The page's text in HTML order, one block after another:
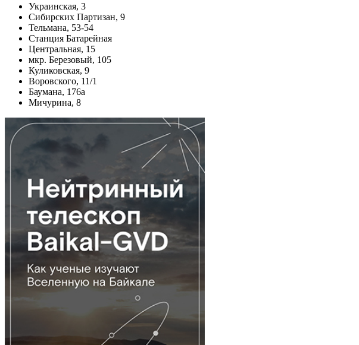
Украинская, 3
Сибирских Партизан, 9
Тельмана, 53-54
Станция Батарейная
Центральная, 15
мкр. Березовый, 105
Куликовская, 9
Воровского, 11/1
Баумана, 176а
Мичурина, 8